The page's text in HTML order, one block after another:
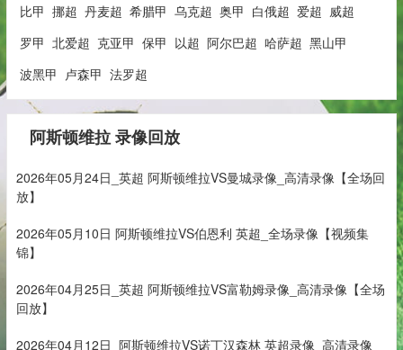
比甲 挪超 丹麦超 希腊甲 乌克超 奥甲 白俄超 爱超 威超
罗甲 北爱超 克亚甲 保甲 以超 阿尔巴超 哈萨超 黑山甲
波黑甲 卢森甲 法罗超
阿斯顿维拉 录像回放
2026年05月24日_英超 阿斯顿维拉VS曼城录像_高清录像【全场回
放】
2026年05月10日 阿斯顿维拉VS伯恩利 英超_全场录像【视频集
锦】
2026年04月25日_英超 阿斯顿维拉VS富勒姆录像_高清录像【全场
回放】
2026年04月12日_阿斯顿维拉VS诺丁汉森林 英超录像_高清录像